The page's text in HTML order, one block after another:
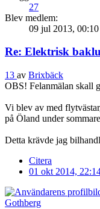
27
Blev medlem:
09 jul 2013, 00:10
Re: Elektrisk
13 av Brixbäck
OBS! Felanmälan skall
Vi blev av med
på Öland under
Detta krävde jag
Citera
01 okt 2014,
Gothberg